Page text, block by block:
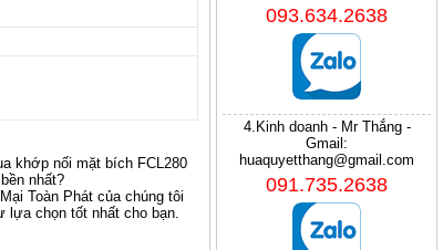
khớp nối mặt bích FCL280
nhất?
Toàn Phát của chúng tôi
chọn tốt nhất cho bạn.
093.634.2638
4.Kinh doanh - Mr Thắng -
Gmail:
huaquyetthang@gmail.com
091.735.2638